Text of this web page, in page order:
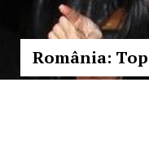
România: